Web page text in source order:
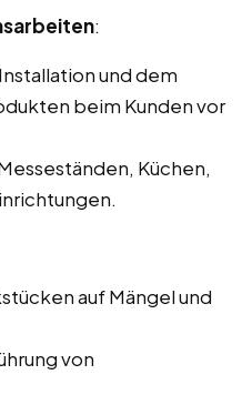
:
und dem
beim Kunden vor
Küchen,
auf Mängel und
von